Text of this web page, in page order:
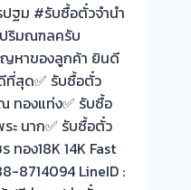
ฐม #รับซื้อตั๋วจำนำ
ริมณฑลครับ
ญหาของลูกค้า ยินดี
ที่สุด✅ รับซื้อตั๋ว
ทองแท่ง✅ รับซื้อ
ะ นาก✅ รับซื้อตั๋ว
ทอง18K 14K Fast
8714094 LineID :